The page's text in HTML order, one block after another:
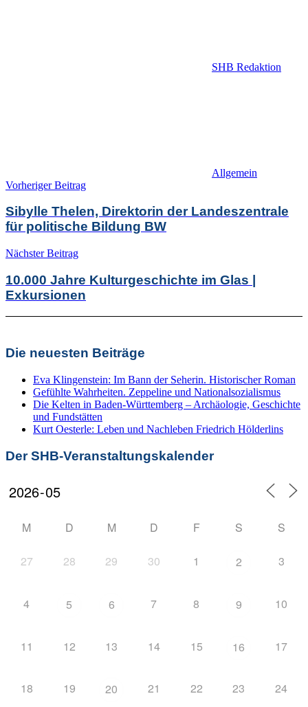
SHB Redaktion
Allgemein
Beitragsnavigation
Vorheriger Beitrag
Sibylle Thelen, Direktorin der Landeszentrale
für politische Bildung BW
Nächster Beitrag
10.000 Jahre Kulturgeschichte im Glas |
Exkursionen
Die neuesten Beiträge
Eva Klingenstein: Im Bann der Seherin. Historischer Roman
Gefühlte Wahrheiten. Zeppeline und Nationalsozialismus
Die Kelten in Baden-Württemberg – Archäologie, Geschichte
und Fundstätten
Kurt Oesterle: Leben und Nachleben Friedrich Hölderlins
Der SHB-Veranstaltungskalender
M D M D F S S
27 28 29 30 1 2 3
4 5 6 7 8 9 10
11 12 13 14 15 16 17
18 19 20 21 22 23 24